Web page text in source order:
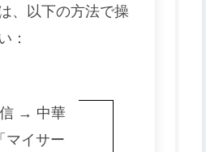
、以下の方法で操
：
→ 中華
マイサー